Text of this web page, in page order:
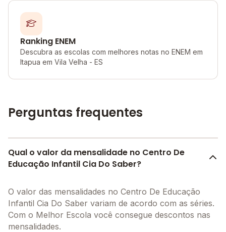
Ranking ENEM
Descubra as escolas com melhores notas no ENEM em
Itapua em Vila Velha - ES
Perguntas frequentes
Qual o valor da mensalidade no Centro De
Educação Infantil Cia Do Saber?
O valor das mensalidades no Centro De Educação
Infantil Cia Do Saber variam de acordo com as séries.
Com o Melhor Escola você consegue descontos nas
mensalidades.